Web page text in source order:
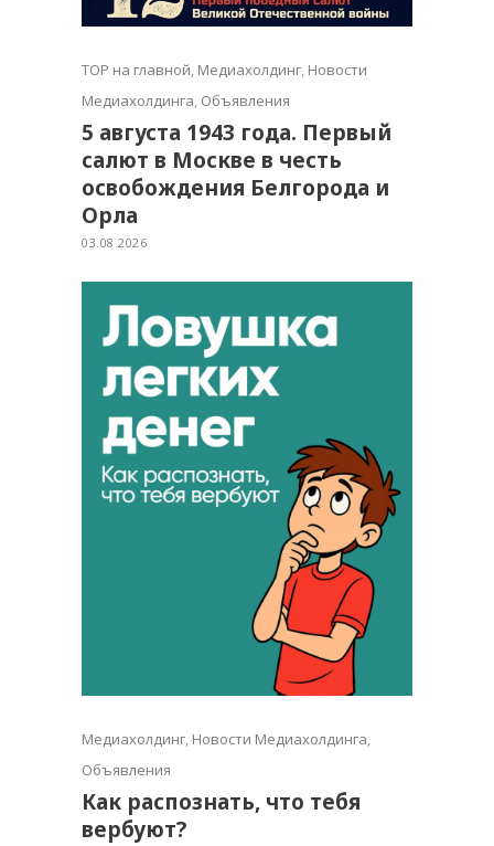
TOP на главной, Медиахолдинг, Новости
Медиахолдинга, Объявления
5 августа 1943 года. Первый
салют в Москве в честь
освобождения Белгорода и
Орла
03.08.2026
Медиахолдинг, Новости Медиахолдинга,
Объявления
Как распознать, что тебя
вербуют?